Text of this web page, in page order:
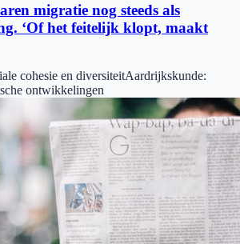
migratie nog steeds als
‘Of het feitelijk klopt, maakt
cohesie en diversiteitAardrijkskunde:
ontwikkelingen